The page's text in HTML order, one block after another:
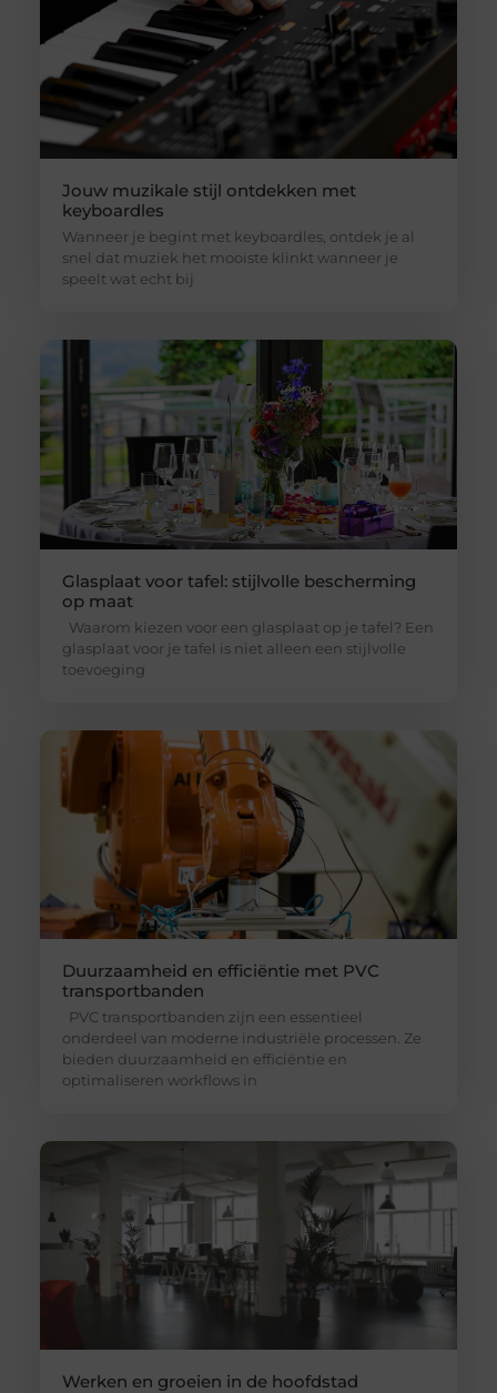
Jouw muzikale stijl ontdekken met
keyboardles
Wanneer je begint met keyboardles, ontdek je al
snel dat muziek het mooiste klinkt wanneer je
speelt wat echt bij
Glasplaat voor tafel: stijlvolle bescherming
op maat
Waarom kiezen voor een glasplaat op je tafel? Een
glasplaat voor je tafel is niet alleen een stijlvolle
toevoeging
Duurzaamheid en efficiëntie met PVC
transportbanden
PVC transportbanden zijn een essentieel
onderdeel van moderne industriële processen. Ze
bieden duurzaamheid en efficiëntie en
optimaliseren workflows in
Werken en groeien in de hoofdstad